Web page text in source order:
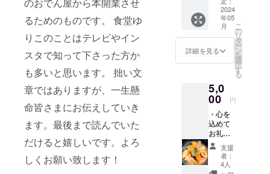
のおでん屋から本開業させ
るためのものです。 食堂ゆ
りこのことはテレビやイン
スタで知って下さった方か
も多いと思います。 拙い文
章ではありますが、一生懸
命皆さまにお伝えしていき
ます。最後まで読んでいた
だけると嬉しいです。よろ
しくお願い致します！
応援し
ていた
だける
方。
2024
年05
月
詳細を見る
こ
の
リ
タ
ー
ン
を
選
択
す
る
5,0
00 円
・心を
込めて
お礼の
メール
を送り
ます。
・食堂
支援
者：
4人